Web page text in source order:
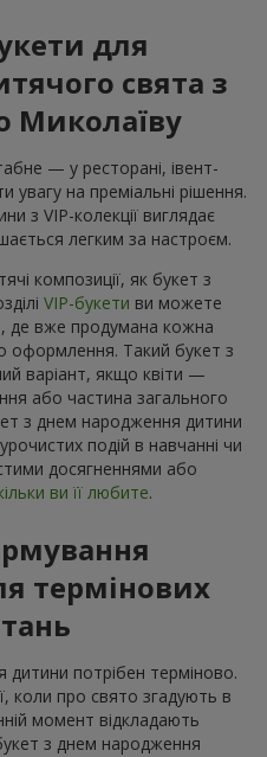
для
свята з
Миколаїву
— у ресторані, івент-
увагу на преміальні рішення.
з VIP-колекції виглядає
легким за настроєм.
композиції, як букет з
VIP-букети ви можете
де вже продумана кожна
оформлення. Такий букет з
варіант, якщо квіти —
або частина загального
з днем народження дитини
подій в навчанні чи
досягненнями або
ви її любите.
термінових
дитини потрібен терміново.
коли про свято згадують в
момент відкладають
з днем народження